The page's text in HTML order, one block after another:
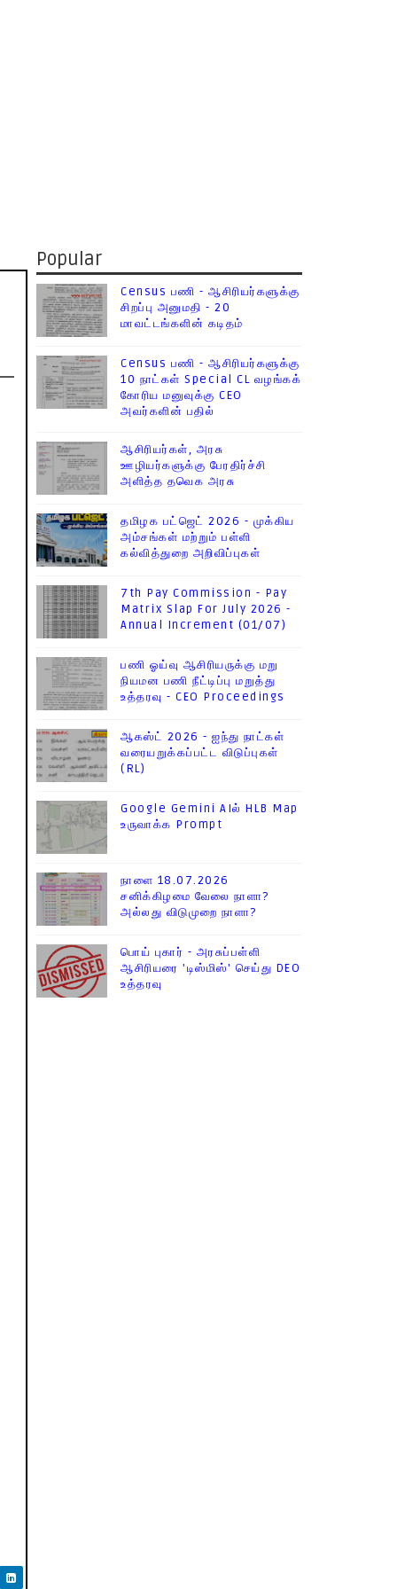
Popular
Census பணி - ஆசிரியர்களுக்கு
சிறப்பு அனுமதி - 20
மாவட்டங்களின் கடிதம்
Census பணி - ஆசிரியர்களுக்கு
10 நாட்கள் Special CL வழங்கக்
கோரிய மனுவுக்கு CEO
அவர்களின் பதில்
ஆசிரியர்கள், அரசு
ஊழியர்களுக்கு பேரதிர்ச்சி
அளித்த தவெக அரசு
தமிழக பட்ஜெட் 2026 - முக்கிய
அம்சங்கள் மற்றும் பள்ளி
கல்வித்துறை அறிவிப்புகள்
7th Pay Commission - Pay
Matrix Slap For July 2026 -
Annual Increment (01/07)
பணி ஓய்வு ஆசிரியருக்கு மறு
நியமன பணி நீட்டிப்பு மறுத்து
உத்தரவு - CEO Proceedings
ஆகஸ்ட் 2026 - ஐந்து நாட்கள்
வரையறுக்கப்பட்ட விடுப்புகள்
(RL)
Google Gemini AIல் HLB Map
உருவாக்க Prompt
நாளை 18.07.2026
சனிக்கிழமை வேலை நாளா?
அல்லது விடுமுறை நாளா?
பொய் புகார் - அரசுப்பள்ளி
ஆசிரியரை 'டிஸ்மிஸ்' செய்து DEO
உத்தரவு